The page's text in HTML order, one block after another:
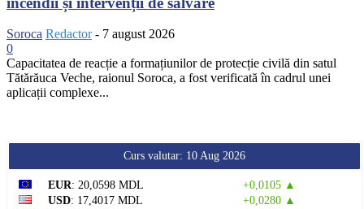
Soroca Redactor - 7 august 2026
0
Capacitatea de reacție a formațiunilor de protecție civilă din satul
Tătărăuca Veche, raionul Soroca, a fost verificată în cadrul unei
aplicații complexe...
Curs valutar: 10 Aug 2026
EUR: 20,0598 MDL
+0,0105 ▲
USD: 17,4017 MDL
+0,0280 ▲